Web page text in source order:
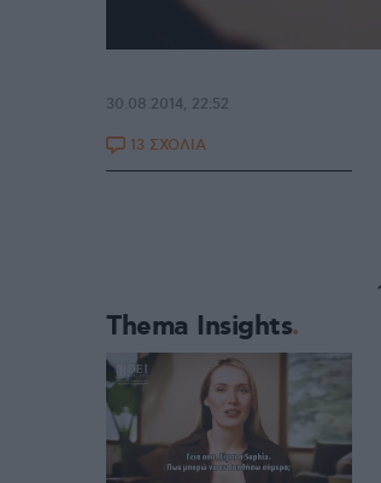
30.08.2014, 22:52
13 ΣΧΟΛΙΑ
Thema Insights